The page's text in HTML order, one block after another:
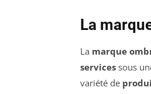
La
La marque
services sous
variété de